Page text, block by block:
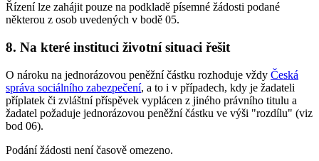
Řízení lze zahájit pouze na podkladě písemné žádosti podané
některou z osob uvedených v bodě 05.
8. Na které instituci životní situaci řešit
O nároku na jednorázovou peněžní částku rozhoduje vždy Česká
správa sociálního zabezpečení, a to i v případech, kdy je žadateli
příplatek či zvláštní příspěvek vyplácen z jiného právního titulu a
žadatel požaduje jednorázovou peněžní částku ve výši "rozdílu" (viz
bod 06).
Podání žádosti není časově omezeno.